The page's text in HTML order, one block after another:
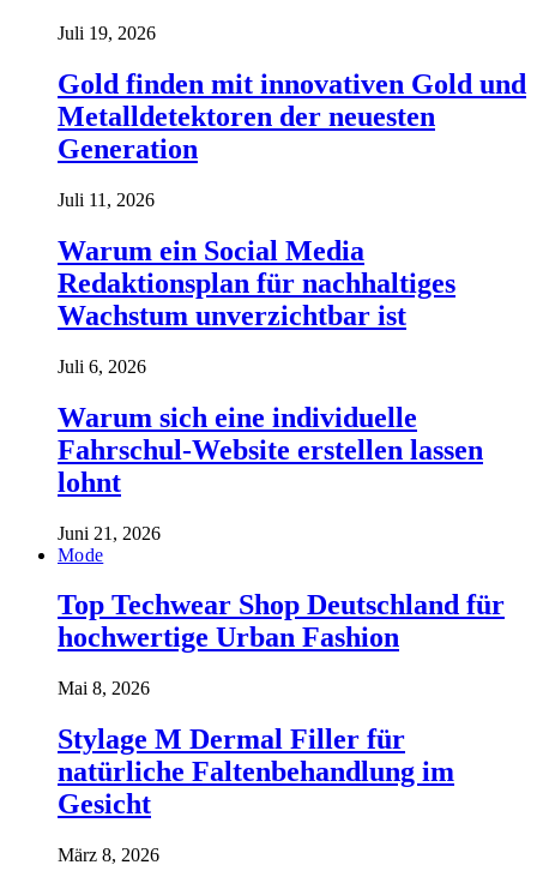
Juli 19, 2026
Gold finden mit innovativen Gold und
Metalldetektoren der neuesten
Generation
Juli 11, 2026
Warum ein Social Media
Redaktionsplan für nachhaltiges
Wachstum unverzichtbar ist
Juli 6, 2026
Warum sich eine individuelle
Fahrschul-Website erstellen lassen
lohnt
Juni 21, 2026
Mode
Top Techwear Shop Deutschland für
hochwertige Urban Fashion
Mai 8, 2026
Stylage M Dermal Filler für
natürliche Faltenbehandlung im
Gesicht
März 8, 2026